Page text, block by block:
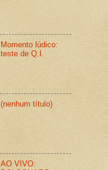
Momento lúdico:
teste de Q.I.
(nenhum título)
AO VIVO: